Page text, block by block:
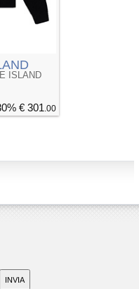
ISLAND
€ 301.00
INVIA